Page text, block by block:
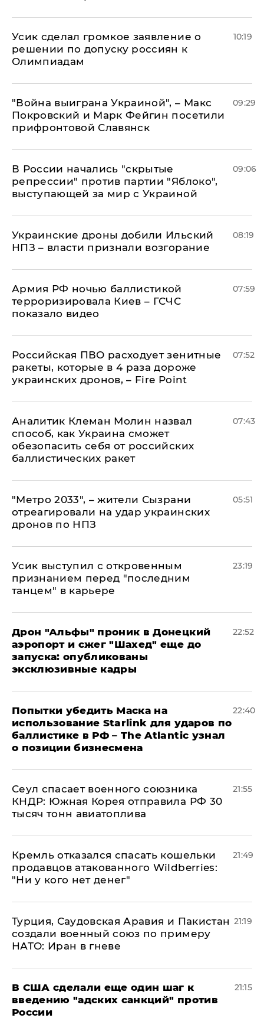
Усик сделал громкое заявление о
решении по допуску россиян к
Олимпиадам
10:19
"Война выиграна Украиной", – Макс
Покровский и Марк Фейгин посетили
прифронтовой Славянск
09:29
В России начались "скрытые
репрессии" против партии "Яблоко",
выступающей за мир с Украиной
09:06
Украинские дроны добили Ильский
НПЗ – власти признали возгорание
08:19
Армия РФ ночью баллистикой
терроризировала Киев – ГСЧС
показало видео
07:59
Российская ПВО расходует зенитные
ракеты, которые в 4 раза дороже
украинских дронов, – Fire Point
07:52
Аналитик Клеман Молин назвал
способ, как Украина сможет
обезопасить себя от российских
баллистических ракет
07:43
"Метро 2033", – жители Сызрани
отреагировали на удар украинских
дронов по НПЗ
05:51
Усик выступил с откровенным
признанием перед "последним
танцем" в карьере
23:19
Дрон "Альфы" проник в Донецкий
аэропорт и сжег "Шахед" еще до
запуска: опубликованы
эксклюзивные кадры
22:52
Попытки убедить Маска на
использование Starlink для ударов по
баллистике в РФ – The Atlantic узнал
о позиции бизнесмена
22:40
​Сеул спасает военного союзника
КНДР: Южная Корея отправила РФ 30
тысяч тонн авиатоплива
21:55
Кремль отказался спасать кошельки
продавцов атакованного Wildberries:
"Ни у кого нет денег"
21:49
Турция, Саудовская Аравия и Пакистан
создали военный союз по примеру
НАТО: Иран в гневе
21:19
В США сделали еще один шаг к
введению "адских санкций" против
России
21:15